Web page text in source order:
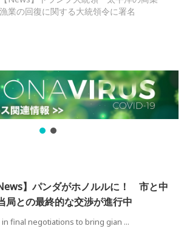
漁業の回復に関する大統領令に署名
News】パンダがホノルルに！ 市と中
局との最終的な交渉が進行中
in final negotiations to bring gian ...